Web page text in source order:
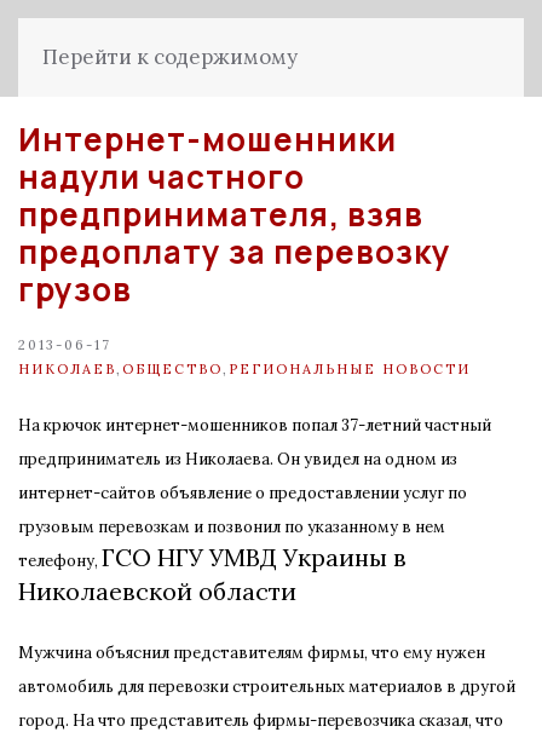
Перейти к содержимому
Интернет-мошенники
надули частного
предпринимателя, взяв
предоплату за перевозку
грузов
2013-06-17
НИКОЛАЕВ ОБЩЕСТВО РЕГИОНАЛЬНЫЕ НОВОСТИ
На крючок интернет-мошенников попал 37-летний частный
предприниматель из Николаева. Он увидел на одном из
интернет-сайтов объявление о предоставлении услуг по
грузовым перевозкам и позвонил по указанному в нем
телефону, ГСО НГУ УМВД Украины в
Николаевской области
Мужчина объяснил представителям фирмы, что ему нужен
автомобиль для перевозки строительных материалов в другой
город. На что представитель фирмы-перевозчика сказал, что